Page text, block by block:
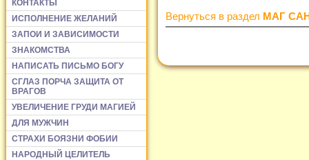
КОНТАКТЫ
ИСПОЛНЕНИЕ ЖЕЛАНИЙ
ЗАПОИ И ЗАВИСИМОСТИ
ЗНАКОМСТВА
НАПИСАТЬ ПИСЬМО БОГУ
СГЛАЗ ПОРЧА ЗАЩИТА ОТ
ВРАГОВ
УВЕЛИЧЕНИЕ ГРУДИ МАГИЕЙ
ДЛЯ МУЖЧИН
СТРАХИ БОЯЗНИ ФОБИИ
НАРОДНЫЙ ЦЕЛИТЕЛЬ
Вернуться в раздел МАГ